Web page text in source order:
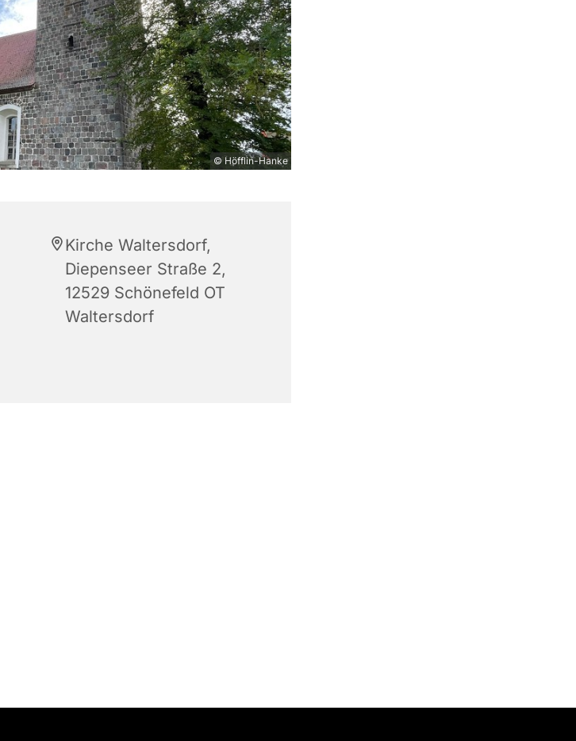
© Höfflin-Hanke
Kirche Waltersdorf,
Diepenseer Straße 2,
12529 Schönefeld OT
Waltersdorf